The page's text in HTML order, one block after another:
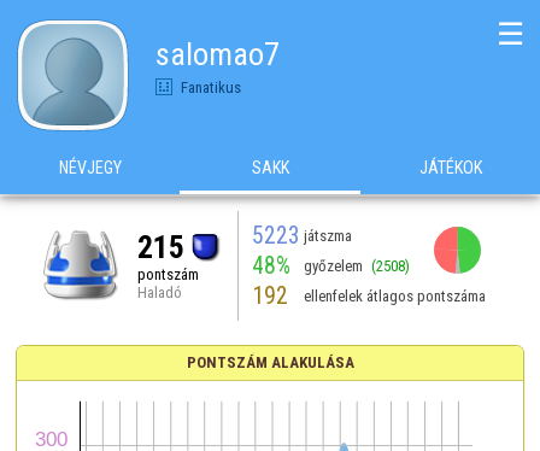
salomao7
Fanatikus
☰
NÉVJEGY SAKK JÁTÉKOK
215
pontszám
Haladó
5223 játszma
48% győzelem (2508)
192 ellenfelek átlagos pontszáma
PONTSZÁM ALAKULÁSA